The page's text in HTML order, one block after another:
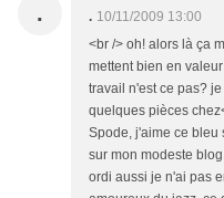
. . 10/11/2009 13:00
<br /> oh! alors là ça
mettent bien en
travail n'est ce pas?
quelques pièces
Spode, j'aime ce bleu
sur mon modeste
ordi aussi je n'ai pas